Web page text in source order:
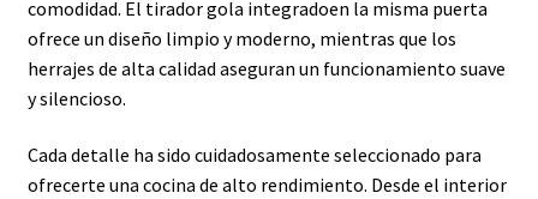
comodidad. El tirador gola integradoen la misma puerta
ofrece un diseño limpio y moderno, mientras que los
herrajes de alta calidad aseguran un funcionamiento suave
y silencioso.
Cada detalle ha sido cuidadosamente seleccionado para
ofrecerte una cocina de alto rendimiento. Desde el interior